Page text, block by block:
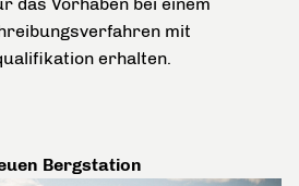
mit
erhalten.
Bergstation